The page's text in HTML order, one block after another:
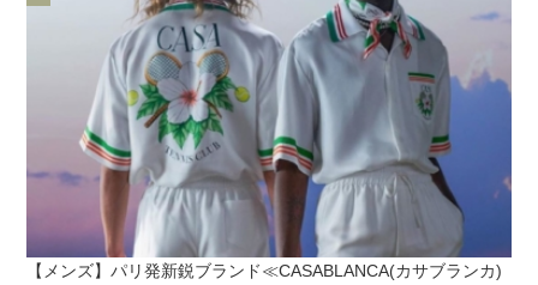
【メンズ】パリ発新鋭ブランド≪CASABLANCA(カサブランカ)